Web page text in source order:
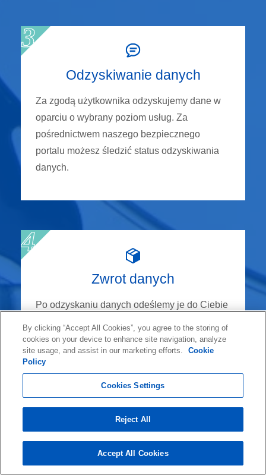
Odzyskiwanie danych
Za zgodą użytkownika odzyskujemy dane w
oparciu o wybrany poziom usług. Za
pośrednictwem naszego bezpiecznego
portalu możesz śledzić status odzyskiwania
danych.
Zwrot danych
Po odzyskaniu danych odeślemy je do Ciebie
korzystając z wybranej przez Ciebie usługi
dostawy.
32 630 48 65
By clicking “Accept All Cookies”, you agree to the storing of
cookies on your device to enhance site navigation, analyze
site usage, and assist in our marketing efforts.
Cookie
Policy
Cookies Settings
Reject All
Accept All Cookies